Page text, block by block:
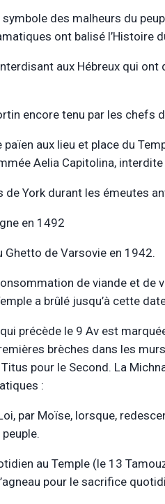
des malheurs du
ont balisé l’Histoire
aux Hébreux qui ont
encore tenu par les chefs
païen aux lieu et place du
Aelia Capitolina,
York durant les émeutes
en 1492
de Varsovie en 1942.
de viande et de
a brûlé jusqu’à cette
précède le 9 Av est
brèches dans les
pour le Second. La
:
par Moïse, lorsque,
peuple.
au Temple (le 13
pour le sacrifice